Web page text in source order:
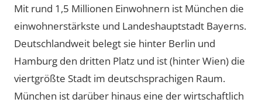
Mit rund 1,5 Millionen Einwohnern ist München die
einwohnerstärkste und Landeshauptstadt Bayerns.
Deutschlandweit belegt sie hinter Berlin und
Hamburg den dritten Platz und ist (hinter Wien) die
viertgrößte Stadt im deutschsprachigen Raum.
München ist darüber hinaus eine der wirtschaftlich